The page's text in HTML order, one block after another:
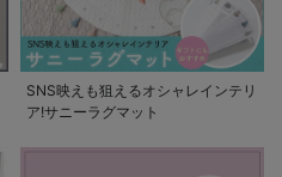
SNS映えも狙えるオシャレインテリ
ア!サニーラグマット